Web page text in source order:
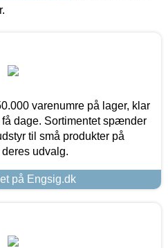
varenumre på lager, klar
dage. Sortimentet spænder
til små produkter på
udvalg.
på Engsig.dk